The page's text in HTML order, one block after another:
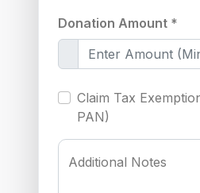
Donation Amount *
Claim Tax
PAN)
Additional Notes